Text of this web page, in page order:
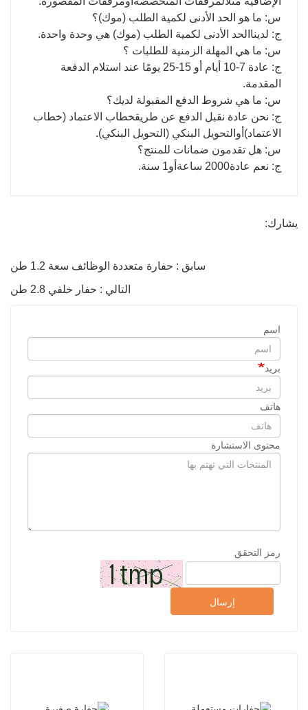
س: ما هو الحد الأدنى لكمية الطلب (موك)؟
ج: لدينا الحد الأدنى لكمية الطلب (موك) هي وحدة واحدة.
س: ما هي المهلة الزمنية للطلبات ؟
ج: عادة 7-10 أيام أو 15-25 يومًا عند استلام الدفعة
المقدمة.
س: ما هي شروط الدفع المقبولة لديك؟
ج: نحن عادة نقبل الدفع عن طريقخطاب الاعتماد (خطاب
الاعتماد) أو التحويل البنكي (التحويل البنكي).
س: هل تقدمون ضمانات للمنتج؟
ج: نعم عادة2000 ساعة أو1 سنة .
يشارك:
سابق : حفارة متعددة الوظائف سعة 1.2 طن
التالي : حفار خلفي 2.8 طن
اسم
بريد
هاتف
محتوى الاستشارة
رمز التحقق
إرسال